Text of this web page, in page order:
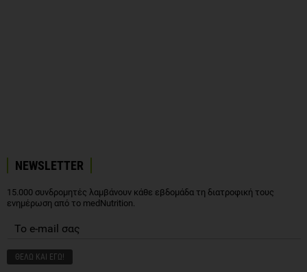
NEWSLETTER
15.000 συνδρομητές λαμβάνουν κάθε εβδομάδα τη διατροφική τους
ενημέρωση από το medNutrition.